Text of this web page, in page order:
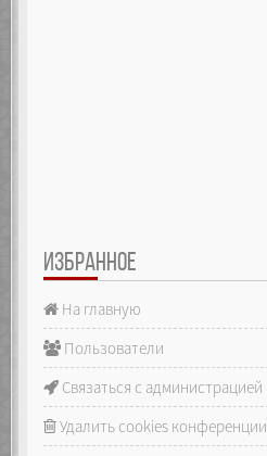
ИЗБРАННОЕ
На главную
Пользователи
Связаться с администрацией
Удалить cookies конференции